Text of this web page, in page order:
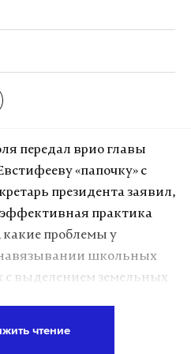
от Джессики Рой
раскрутили
ни у Кевина, ни у его
передал врио главы
«папочку» с
президента заявил,
эффективная практика
какие проблемы у
навязывании школьных
с выделением земельных
чтение